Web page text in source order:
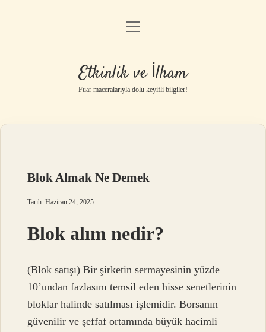
Anasayfa
Gizlilik Politikası
Yasal Uyarı
menüyü
Etkinlik ve İlham
Fuar maceralarıyla dolu keyifli bilgiler!
Blok Almak Ne Demek
Tarih: Haziran 24, 2025
Blok alım nedir?
(Blok satışı) Bir şirketin sermayesinin yüzde
10’undan fazlasını temsil eden hisse senetlerinin
bloklar halinde satılması işlemidir. Borsanın
güvenilir ve şeffaf ortamında büyük hacimli